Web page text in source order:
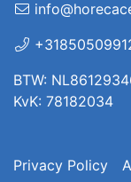
BTW:
KvK: 78182034
Privacy Policy